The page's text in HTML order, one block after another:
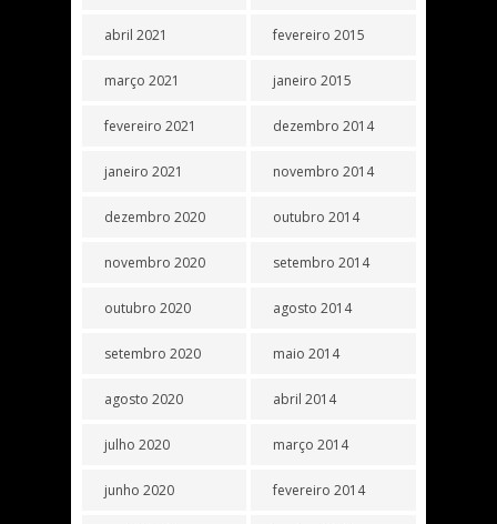
abril 2021
março 2021
fevereiro 2021
janeiro 2021
dezembro 2020
novembro 2020
outubro 2020
setembro 2020
agosto 2020
julho 2020
junho 2020
fevereiro 2015
janeiro 2015
dezembro 2014
novembro 2014
outubro 2014
setembro 2014
agosto 2014
maio 2014
abril 2014
março 2014
fevereiro 2014